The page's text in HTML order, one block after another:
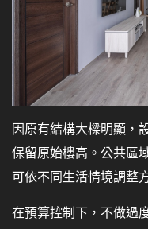
因原有結構大樑明顯，
保留原始樓高。公共區
可依不同生活情境調整
在預算控制下，不做過